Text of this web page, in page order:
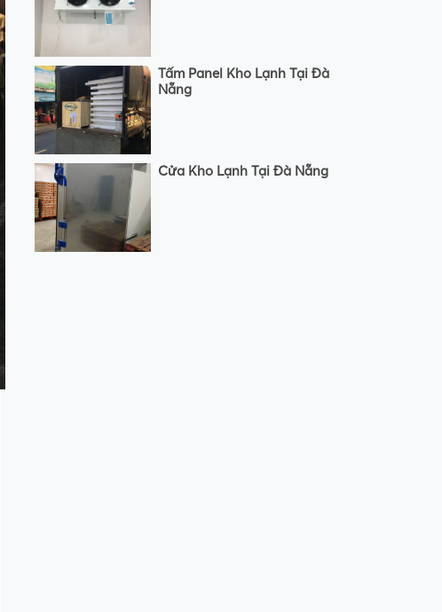
Tấm Panel Kho Lạnh Tại Đà
Nẵng
Cửa Kho Lạnh Tại Đà Nẵng